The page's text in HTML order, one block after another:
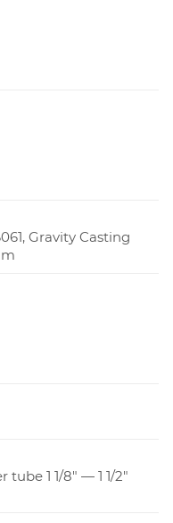
Gravity Casting
1 1/8″ — 1 1/2″